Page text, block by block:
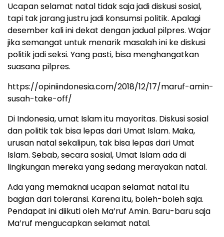
Ucapan selamat natal tidak saja jadi diskusi sosial,
tapi tak jarang justru jadi konsumsi politik. Apalagi
desember kali ini dekat dengan jadual pilpres. Wajar
jika semangat untuk menarik masalah ini ke diskusi
politik jadi seksi. Yang pasti, bisa menghangatkan
suasana pilpres.
https://opiniindonesia.com/2018/12/17/maruf-amin-
susah-take-off/
Di Indonesia, umat Islam itu mayoritas. Diskusi sosial
dan politik tak bisa lepas dari Umat Islam. Maka,
urusan natal sekalipun, tak bisa lepas dari Umat
Islam. Sebab, secara sosial, Umat Islam ada di
lingkungan mereka yang sedang merayakan natal.
Ada yang memaknai ucapan selamat natal itu
bagian dari toleransi. Karena itu, boleh-boleh saja.
Pendapat ini diikuti oleh Ma’ruf Amin. Baru-baru saja
Ma’ruf mengucapkan selamat natal.